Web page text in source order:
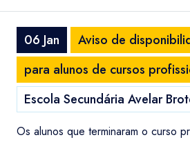
06 Jan
Aviso de
para alunos de cursos
Escola Secundária Avelar
Os alunos que terminaram o curso